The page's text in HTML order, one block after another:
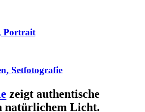
Portrait
Setfotografie
zeigt authentische
natürlichem Licht.